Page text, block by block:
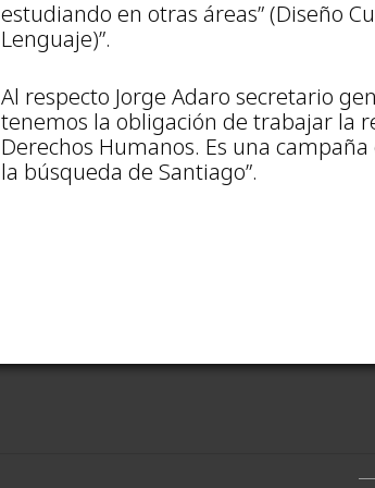
estudiando en otras áreas” (Diseño
Lenguaje)”.
Al respecto Jorge Adaro secretario
tenemos la obligación de trabajar la
Derechos Humanos. Es una
la búsqueda de Santiago”.